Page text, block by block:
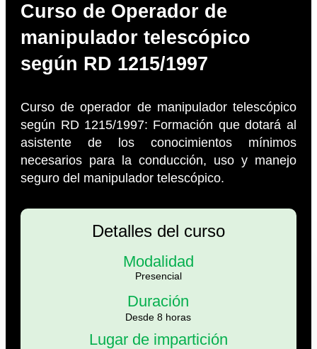
Curso de Operador de
manipulador telescópico
según RD 1215/1997
Curso de operador de manipulador telescópico
según RD 1215/1997: Formación que dotará al
asistente de los conocimientos mínimos
necesarios para la conducción, uso y manejo
seguro del manipulador telescópico.
Detalles del curso
Modalidad
Presencial
Duración
Desde 8 horas
Lugar de impartición